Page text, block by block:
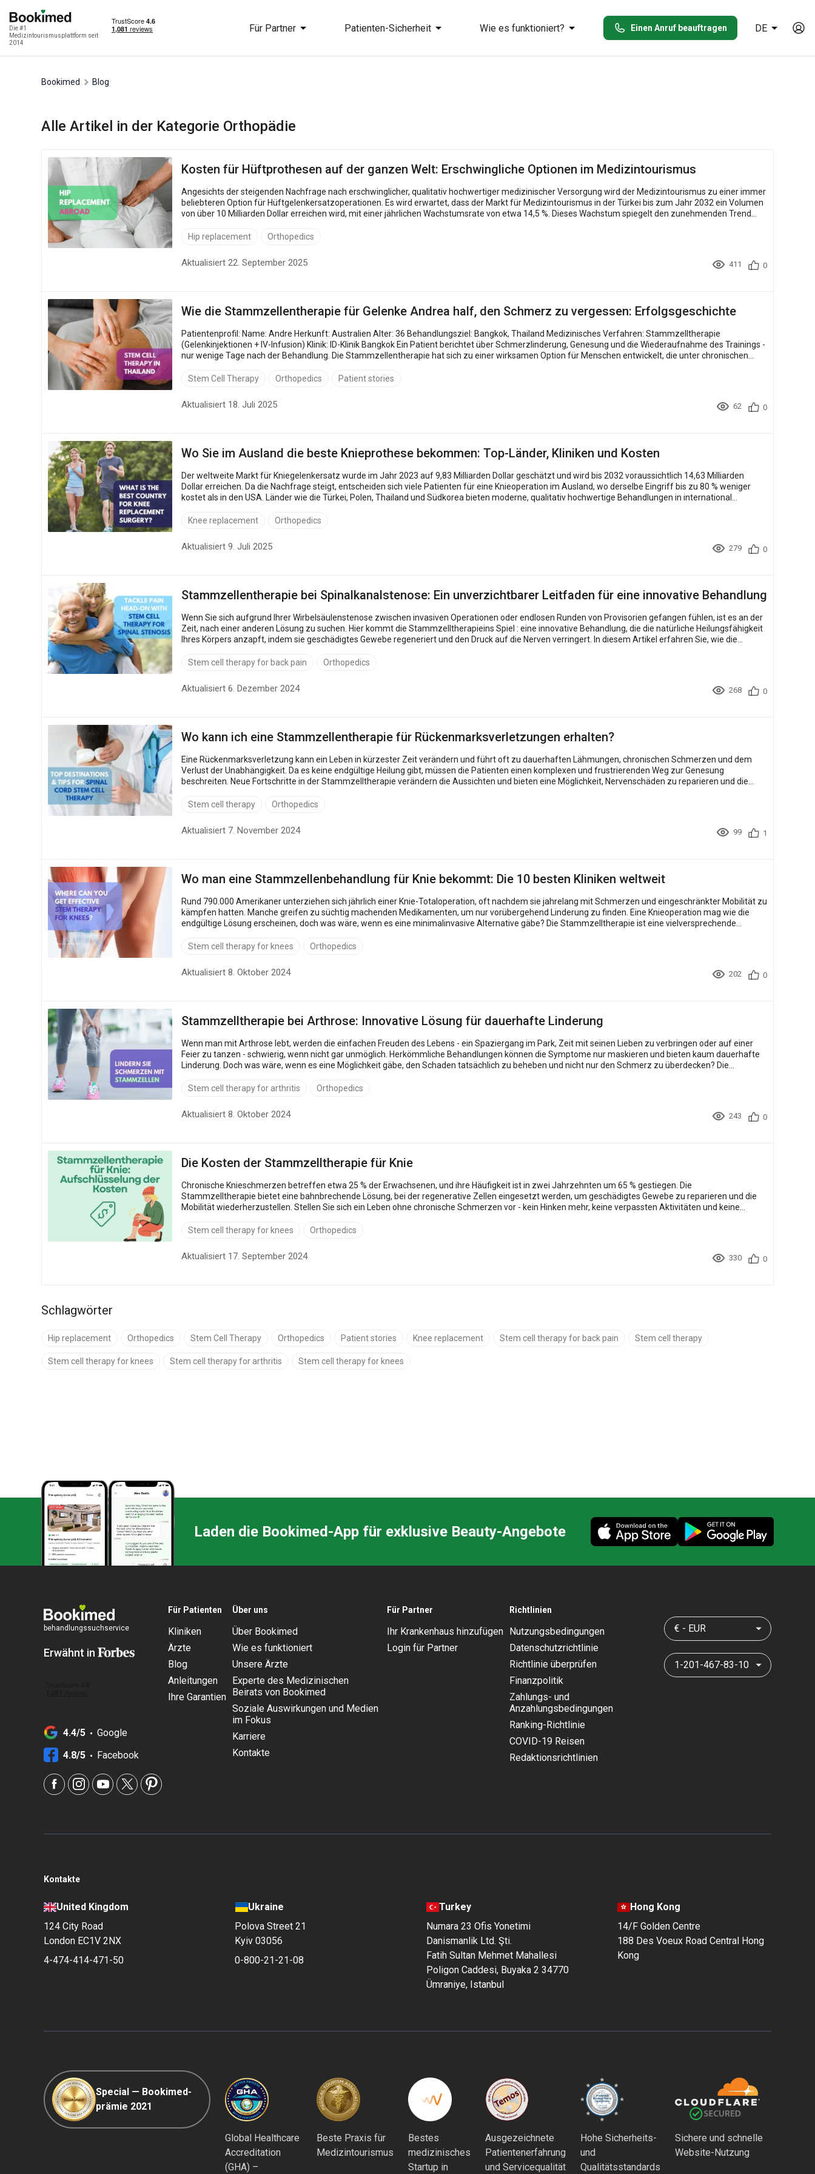
Die #1
Medizintourismusplattform seit
2014
Für Partner Patienten-Sicherheit Wie es funktioniert? Einen Anruf beauftragen DE
Bookimed Blog
Alle Artikel in der Kategorie Orthopädie
Kosten für Hüftprothesen auf der ganzen Welt: Erschwingliche Optionen im Medizintourismus
Angesichts der steigenden Nachfrage nach erschwinglicher, qualitativ hochwertiger medizinischer Versorgung wird der Medizintourismus zu einer immer
beliebteren Option für Hüftgelenkersatzoperationen. Es wird erwartet, dass der Markt für Medizintourismus in der Türkei bis zum Jahr 2032 ein Volumen
von über 10 Milliarden Dollar erreichen wird, mit einer jährlichen Wachstumsrate von etwa 14,5 %. Dieses Wachstum spiegelt den zunehmenden Trend
Hip replacement
Orthopedics
Aktualisiert 22. September 2025 411 0
Wie die Stammzellentherapie für Gelenke Andrea half, den Schmerz zu vergessen: Erfolgsgeschichte
Patientenprofil: Name: Andre Herkunft: Australien Alter: 36 Behandlungsziel: Bangkok, Thailand Medizinisches Verfahren: Stammzelltherapie
(Gelenkinjektionen + IV-Infusion) Klinik: ID-Klinik Bangkok Ein Patient berichtet über Schmerzlinderung, Genesung und die Wiederaufnahme des Trainings -
nur wenige Tage nach der Behandlung. Die Stammzellentherapie hat sich zu einer wirksamen Option für Menschen entwickelt, die unter chronischen
Stem Cell Therapy
Orthopedics Patient stories
Aktualisiert 18. Juli 2025 62 0
Wo Sie im Ausland die beste Knieprothese bekommen: Top-Länder, Kliniken und Kosten
Der weltweite Markt für Kniegelenkersatz wurde im Jahr 2023 auf 9,83 Milliarden Dollar geschätzt und wird bis 2032 voraussichtlich 14,63 Milliarden
Dollar erreichen. Da die Nachfrage steigt, entscheiden sich viele Patienten für eine Knieoperation im Ausland, wo derselbe Eingriff bis zu 80 % weniger
kostet als in den USA. Länder wie die Türkei, Polen, Thailand und Südkorea bieten moderne, qualitativ hochwertige Behandlungen in international
Knee replacement
Orthopedics
Aktualisiert 9. Juli 2025 279 0
Stammzellentherapie bei Spinalkanalstenose: Ein unverzichtbarer Leitfaden für eine innovative Behandlung
Wenn Sie sich aufgrund Ihrer Wirbelsäulenstenose zwischen invasiven Operationen oder endlosen Runden von Provisorien gefangen fühlen, ist es an der
Zeit, nach einer anderen Lösung zu suchen. Hier kommt die Stammzelltherapieins Spiel : eine innovative Behandlung, die die natürliche Heilungsfähigkeit
Ihres Körpers anzapft, indem sie geschädigtes Gewebe regeneriert und den Druck auf die Nerven verringert. In diesem Artikel erfahren Sie, wie die
Stem cell therapy for back pain
Orthopedics
Aktualisiert 6. Dezember 2024 268 0
Wo kann ich eine Stammzellentherapie für Rückenmarksverletzungen erhalten?
Eine Rückenmarksverletzung kann ein Leben in kürzester Zeit verändern und führt oft zu dauerhaften Lähmungen, chronischen Schmerzen und dem
Verlust der Unabhängigkeit. Da es keine endgültige Heilung gibt, müssen die Patienten einen komplexen und frustrierenden Weg zur Genesung
beschreiten. Neue Fortschritte in der Stammzelltherapie verändern die Aussichten und bieten eine Möglichkeit, Nervenschäden zu reparieren und die
Stem cell therapy
Orthopedics
Aktualisiert 7. November 2024 99 1
Wo man eine Stammzellenbehandlung für Knie bekommt: Die 10 besten Kliniken weltweit
Rund 790.000 Amerikaner unterziehen sich jährlich einer Knie-Totaloperation, oft nachdem sie jahrelang mit Schmerzen und eingeschränkter Mobilität zu
kämpfen hatten. Manche greifen zu süchtig machenden Medikamenten, um nur vorübergehend Linderung zu finden. Eine Knieoperation mag wie die
endgültige Lösung erscheinen, doch was wäre, wenn es eine minimalinvasive Alternative gäbe? Die Stammzelltherapie ist eine vielversprechende
Stem cell therapy for knees
Orthopedics
Aktualisiert 8. Oktober 2024 202 0
Stammzelltherapie bei Arthrose: Innovative Lösung für dauerhafte Linderung
Wenn man mit Arthrose lebt, werden die einfachen Freuden des Lebens - ein Spaziergang im Park, Zeit mit seinen Lieben zu verbringen oder auf einer
Feier zu tanzen - schwierig, wenn nicht gar unmöglich. Herkömmliche Behandlungen können die Symptome nur maskieren und bieten kaum dauerhafte
Linderung. Doch was wäre, wenn es eine Möglichkeit gäbe, den Schaden tatsächlich zu beheben und nicht nur den Schmerz zu überdecken? Die
Stem cell therapy for arthritis
Orthopedics
Aktualisiert 8. Oktober 2024 243 0
Die Kosten der Stammzelltherapie für Knie
Chronische Knieschmerzen betreffen etwa 25 % der Erwachsenen, und ihre Häufigkeit ist in zwei Jahrzehnten um 65 % gestiegen. Die
Stammzelltherapie bietet eine bahnbrechende Lösung, bei der regenerative Zellen eingesetzt werden, um geschädigtes Gewebe zu reparieren und die
Mobilität wiederherzustellen. Stellen Sie sich ein Leben ohne chronische Schmerzen vor - kein Hinken mehr, keine verpassten Aktivitäten und keine
Stem cell therapy for knees
Orthopedics
Aktualisiert 17. September 2024 330 0
Schlagwörter
Hip replacement Orthopedics Stem Cell Therapy Orthopedics Patient stories Knee replacement Stem cell therapy for back pain Stem cell therapy
Stem cell therapy for knees Stem cell therapy for arthritis Stem cell therapy for knees
Laden die Bookimed-App für exklusive Beauty-Angebote
behandlungssuchservice
Erwähnt in
4.4/5
Google
4.8/5
Facebook
Für Patienten
Kliniken
Ärzte
Blog
Anleitungen
Ihre Garantien
Über uns
Über Bookimed
Wie es funktioniert
Unsere Ärzte
Experte des Medizinischen
Beirats von Bookimed
Soziale Auswirkungen und Medien
im Fokus
Karriere
Kontakte
Für Partner
Ihr Krankenhaus hinzufügen
Login für Partner
Richtlinien
Nutzungsbedingungen
Datenschutzrichtlinie
Richtlinie überprüfen
Finanzpolitik
Zahlungs- und
Anzahlungsbedingungen
Ranking-Richtlinie
COVID-19 Reisen
Redaktionsrichtlinien
€ - EUR
1-201-467-83-10
Kontakte
United Kingdom
124 City Road
London EC1V 2NX
4-474-414-471-50
Ukraine
Polova Street 21
Kyiv 03056
0-800-21-21-08
Turkey
Numara 23 Ofis Yonetimi
Danismanlik Ltd. Şti.
Fatih Sultan Mehmet Mahallesi
Poligon Caddesi, Buyaka 2 34770
Ümraniye, Istanbul
Hong Kong
14/F Golden Centre
188 Des Voeux Road Central Hong
Kong
Special — Bookimed-
prämie 2021
Global Healthcare
Accreditation
(GHA) –
Beste Praxis für
Medizintourismus
Bestes
medizinisches
Startup in
Ausgezeichnete
Patientenerfahrung
und Servicequalität
Hohe Sicherheits-
und
Qualitätsstandards
Sichere und schnelle
Website-Nutzung